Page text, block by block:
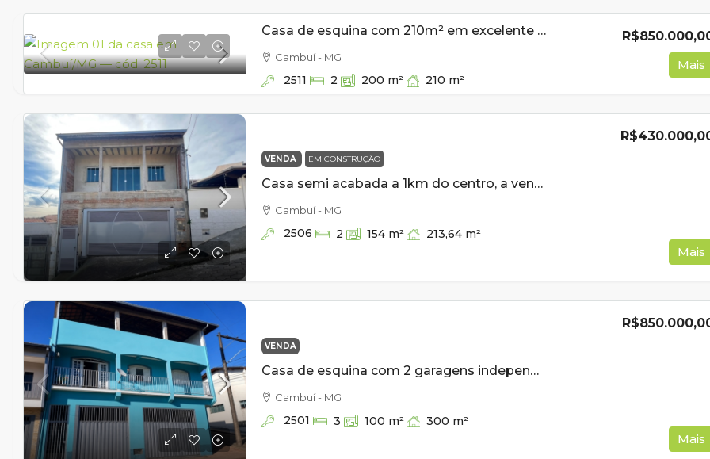
Casa de esquina com 210m² em excelente bairro a venda em Cambuí MG
Cambuí - MG
2511 2 200 m² 210 m²
Mais
VENDA EM CONSTRUÇÃO
Casa semi acabada a 1km do centro, a venda em Cambui MG
Cambuí - MG
2506 2 154 m² 213,64 m²
Mais
VENDA
Casa de esquina com 2 garagens independentes e 300m² de construção a venda em Cambui MG
Cambuí - MG
2501 3 100 m² 300 m²
Mais